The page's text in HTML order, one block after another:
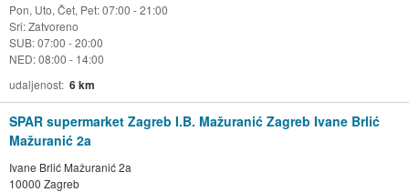
Pon, Uto, Čet, Pet: 07:00 - 21:00
Sri: Zatvoreno
SUB: 07:00 - 20:00
NED: 08:00 - 14:00
udaljenost 6 km
SPAR supermarket Zagreb I.B. Mažuranić Zagreb Ivane Brlić
Mažuranić 2a
Ivane Brlić Mažuranić 2a
10000 Zagreb